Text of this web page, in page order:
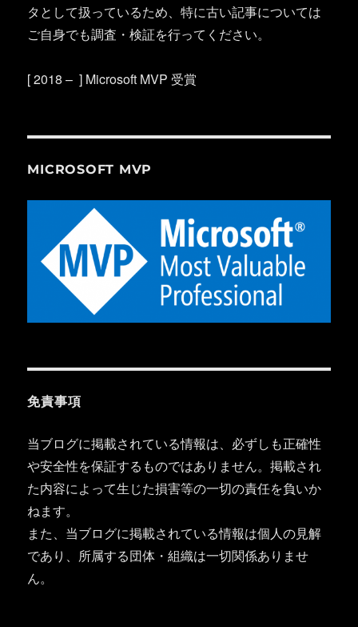
タとして扱っているため、特に古い記事については
ご自身でも調査・検証を行ってください。
[ 2018 – ] Microsoft MVP 受賞
MICROSOFT MVP
免責事項
当ブログに掲載されている情報は、必ずしも正確性
や安全性を保証するものではありません。掲載され
た内容によって生じた損害等の一切の責任を負いか
ねます。
また、当ブログに掲載されている情報は個人の見解
であり、所属する団体・組織は一切関係ありませ
ん。